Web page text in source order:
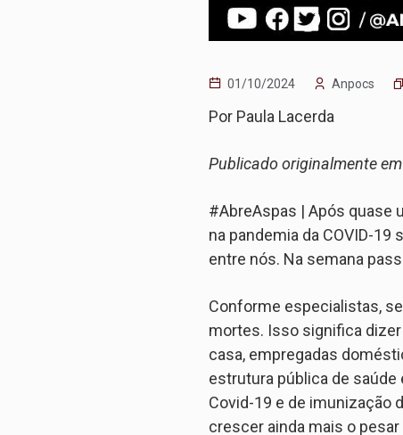
01/10/2024 Anpocs
Por Paula Lacerda
Publicado originalmente
#AbreAspas | Após quase
na pandemia da COVID-
entre nós. Na semana
Conforme especialistas,
mortes. Isso significa
casa, empregadas
estrutura pública de saúde
Covid-19 e de imunização
crescer ainda mais o pesar